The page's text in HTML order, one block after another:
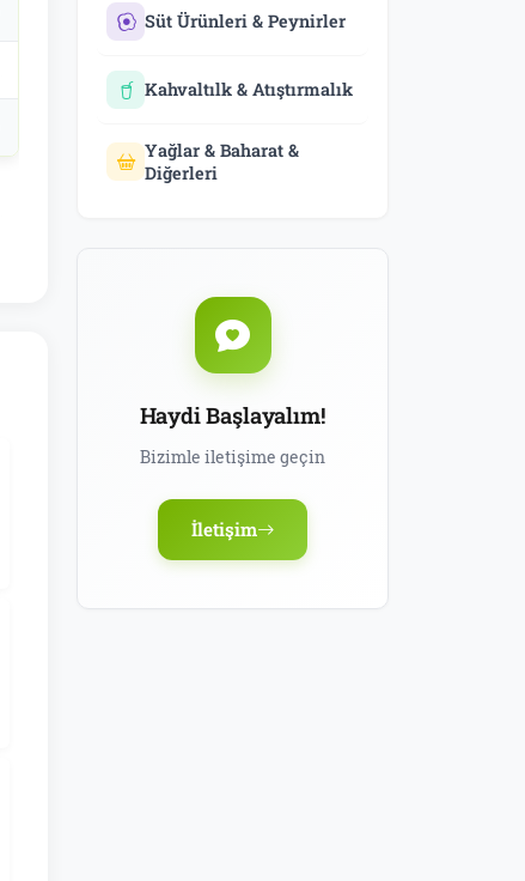
Süt Ürünleri & Peynirler
Kahvaltılk & Atıştırmalık
Yağlar & Baharat &
Diğerleri
Haydi Başlayalım!
Bizimle iletişime geçin
İletişim